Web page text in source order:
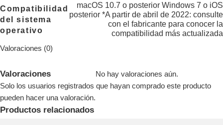
Compatibilidad
del sistema
operativo
macOS 10.7 o posterior Windows 7 o iOS
posterior *A partir de abril de 2022: consulte
con el fabricante para conocer la
compatibilidad más actualizada
Valoraciones (0)
Valoraciones
No hay valoraciones aún.
Solo los usuarios registrados que hayan comprado este producto
pueden hacer una valoración.
Productos relacionados